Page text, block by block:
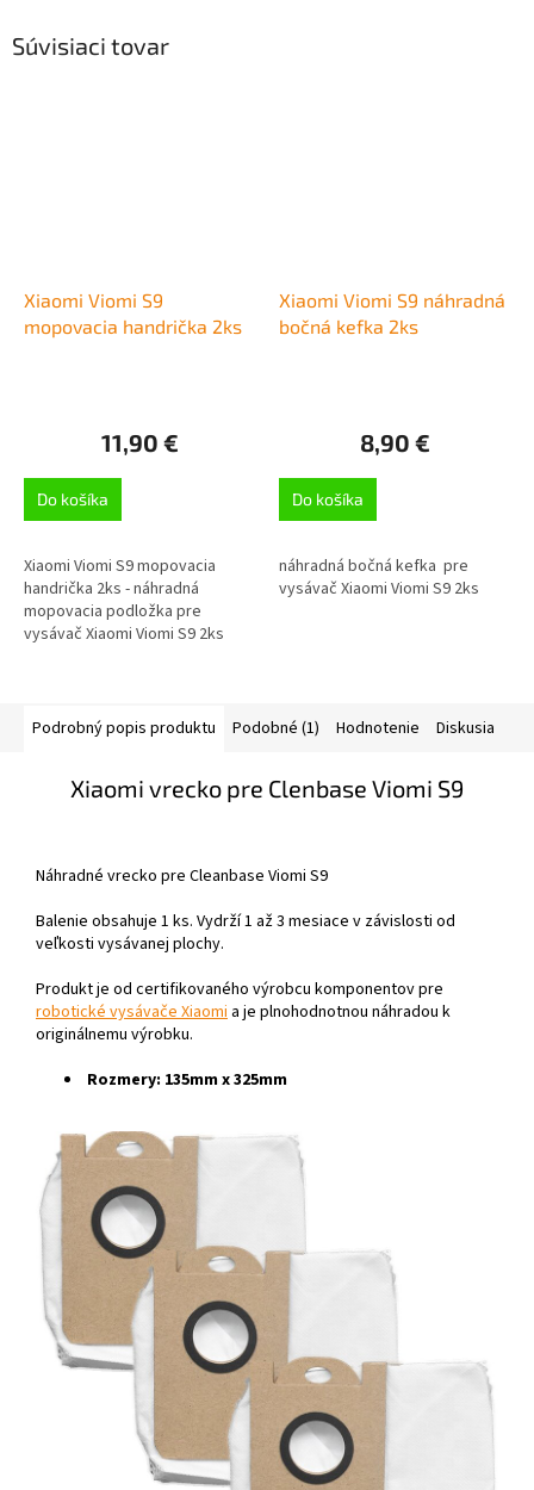
Súvisiaci tovar
Xiaomi Viomi S9
mopovacia handrička 2ks
11,90 €
Do košíka
Xiaomi Viomi S9 mopovacia
handrička 2ks - náhradná
mopovacia podložka pre
vysávač Xiaomi Viomi S9 2ks
Xiaomi Viomi S9 náhradná
bočná kefka 2ks
8,90 €
Do košíka
náhradná bočná kefka pre
vysávač Xiaomi Viomi S9 2ks
Podrobný popis produktu Podobné (1) Hodnotenie Diskusia
Xiaomi vrecko pre Clenbase Viomi S9
Náhradné vrecko pre Cleanbase Viomi S9
Balenie obsahuje 1 ks. Vydrží 1 až 3 mesiace v závislosti od
veľkosti vysávanej plochy.
Produkt je od certifikovaného výrobcu komponentov pre
robotické vysávače Xiaomi a je plnohodnotnou náhradou k
originálnemu výrobku.
Rozmery: 135mm x 325mm